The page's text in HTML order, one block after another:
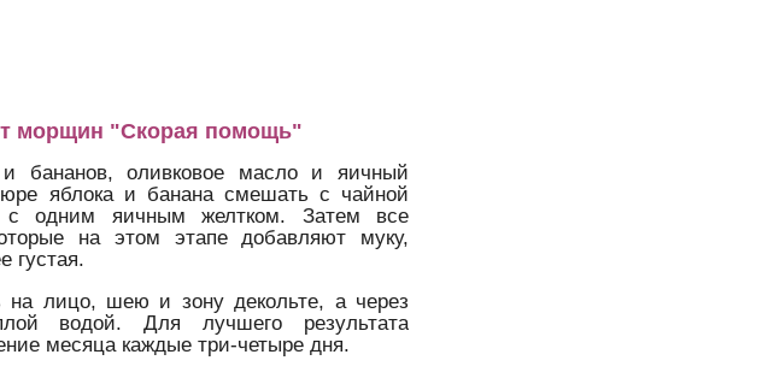
морщин "Скорая помощь"
бананов, оливковое масло и яичный
яблока и банана смешать с чайной
с одним яичным желтком. Затем все
на этом этапе добавляют муку,
густая.
на лицо, шею и зону декольте, а через
водой. Для лучшего результата
месяца каждые три-четыре дня.